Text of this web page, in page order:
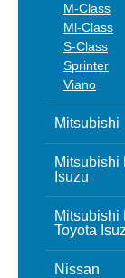
M-Class
Ml-Class
S-Class
Sprinter
Viano
Mitsubishi
Mitsubishi
Isuzu
Mitsubishi
Toyota
Nissan